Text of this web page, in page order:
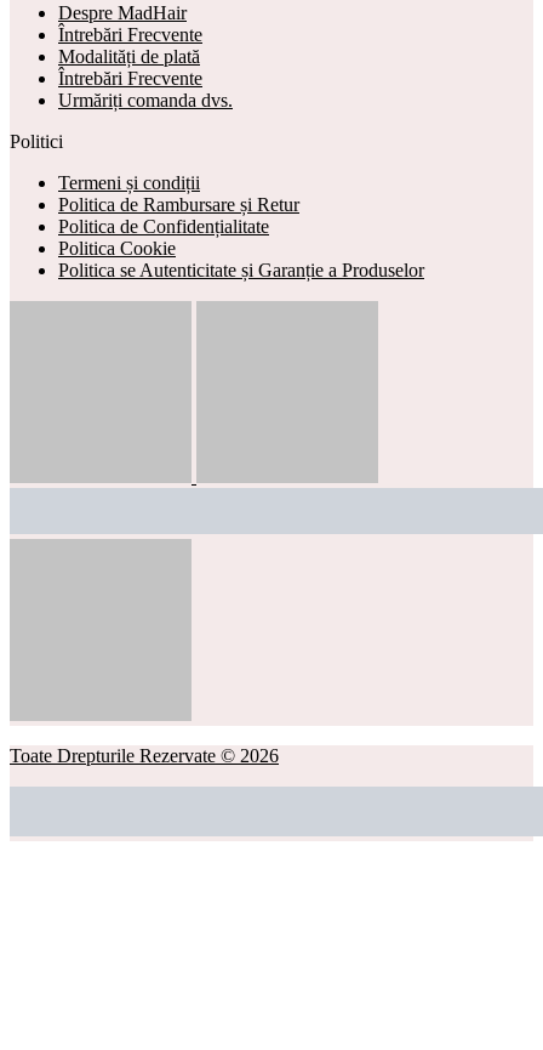
Despre MadHair
Întrebări Frecvente
Modalități de plată
Întrebări Frecvente
Urmăriți comanda dvs.
Politici
Termeni și condiții
Politica de Rambursare și Retur
Politica de Confidențialitate
Politica Cookie
Politica se Autenticitate și Garanție a Produselor
Toate Drepturile Rezervate © 2026